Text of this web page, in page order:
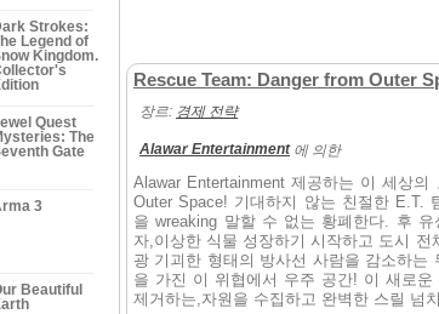
Strokes:
Legend of
Kingdom.
Quest
The
Gate
3
Beautiful
Rescue Team: Danger from Outer
장르: 경제 전략
Alawar Entertainment에 의한
Alawar Entertainment 제공하는 이 세상의
Outer Space! 기대하지 않는 친절한 E.T.
을 wreaking 말할 수 없는 황폐한다. 후
자,이상한 식물 성장하기 시작하고 도시
광 기괴한 형태의 방사선 사람을 감소하는
을 가진 이 위협에서 우주 공간! 이 새로
제거하는,자원을 수집하고 완벽한 스릴 넘